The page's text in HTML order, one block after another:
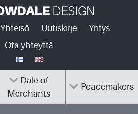
Yhteisö Uutiskirje
Yritys
Ota yhteyttä
Dale of
Merchants
Peacemakers